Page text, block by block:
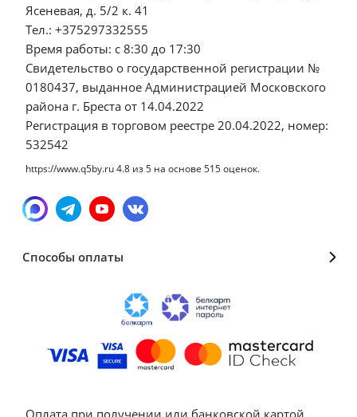
Ясеневая, д. 5/2 к. 41
Тел.: +375297332555
Время работы: с 8:30 до 17:30
Свидетельство о государственной регистрации №
0180437, выданное Администрацией Московского
района г. Бреста от 14.04.2022
Регистрация в торговом реестре 20.04.2022, номер:
532542
https://www.q5by.ru4.8 из5 на основе 515оценок.
Способы оплаты